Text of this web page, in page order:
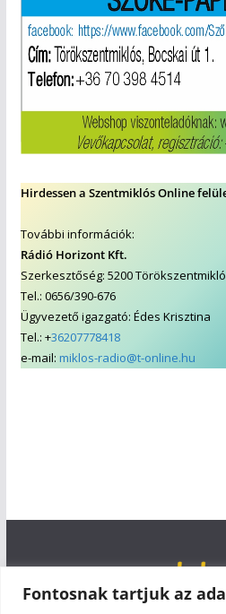
Fontosnak tartjuk az
Hirdessen a Szentmiklós Online
További információk:
Rádió Horizont Kft.
Szerkesztőség: 5200
Tel.: 0656/390-676
Ügyvezető igazgató: Édes Krisztina
Tel.: +36207778418
e-mail: miklos-radio@t-online.hu